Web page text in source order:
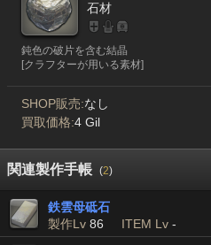
石材
鈍色の破片を含む結晶
[クラフターが用いる素材]
SHOP販売:なし
買取価格:4 Gil
関連製作手帳 (2)
鉄雲母砥石
製作Lv 86 ITEM Lv -